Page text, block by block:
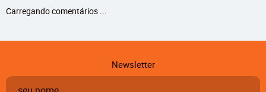
Carregando comentários ...
Newsletter